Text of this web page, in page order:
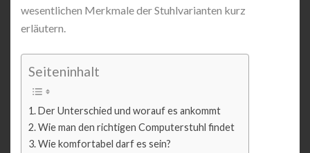
wesentlichen Merkmale der Stuhlvarianten kurz
erläutern.
Seiteninhalt
Der Unterschied und worauf es ankommt
Wie man den richtigen Computerstuhl findet
Wie komfortabel darf es sein?